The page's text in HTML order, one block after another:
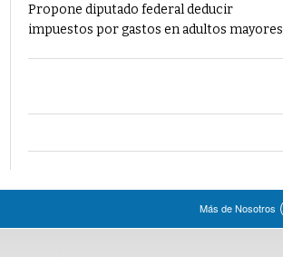
Propone diputado federal deducir
impuestos por gastos en adultos mayores
Más de Nosotros